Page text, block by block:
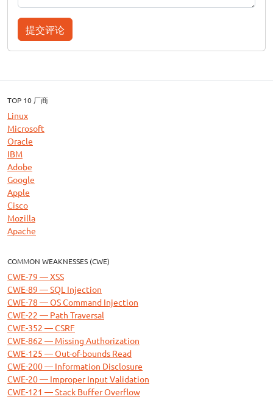
提交评论
TOP 10 厂商
Linux
Microsoft
Oracle
IBM
Adobe
Google
Apple
Cisco
Mozilla
Apache
COMMON WEAKNESSES (CWE)
CWE-79 — XSS
CWE-89 — SQL Injection
CWE-78 — OS Command Injection
CWE-22 — Path Traversal
CWE-352 — CSRF
CWE-862 — Missing Authorization
CWE-125 — Out-of-bounds Read
CWE-200 — Information Disclosure
CWE-20 — Improper Input Validation
CWE-121 — Stack Buffer Overflow